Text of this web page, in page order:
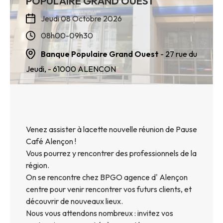
Jeudi 08 Octobre 2026
08h00-09h30
Banque Populaire Grand Ouest - 27 rue du
Jeudi, - 61000ALENCON
Venez assister à lacette nouvelle réunion de Pause
Café Alençon !
Vous pourrez y rencontrer des professionnels de la
région.
On se rencontre chez BPGO agence d' Alençon
centre pour venir rencontrer vos futurs clients, et
découvrir de nouveaux lieux.
Nous vous attendons nombreux : invitez vos